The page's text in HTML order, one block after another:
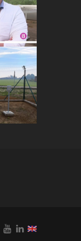
YouTube
LinkedIn